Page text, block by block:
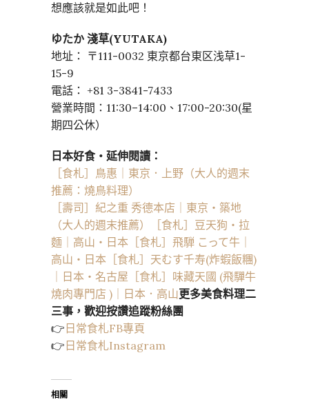
想應該就是如此吧！
ゆたか 淺草(YUTAKA)
地址： 〒111-0032 東京都台東区浅草1-
15-9
電話： +81 3-3841-7433
營業時間：11:30–14:00、17:00-20:30(星
期四公休）
日本好食・延伸閱讀：
［食札］鳥惠｜東京．上野（大人的週末
推薦：燒鳥料理）
［壽司］紀之重 秀德本店｜東京・築地
（大人的週末推薦）
［食札］豆天狗・拉
麵｜高山・日本 ［食札］飛騨 こって牛｜
高山・日本 ［食札］天むす千寿(炸蝦飯糰)
｜日本・名古屋 ［食札］味藏天國 (飛驒牛
燒肉專門店 )｜日本．高山更多美食料理二
三事，歡迎按讚追蹤粉絲團
👉 日常食札FB專頁
👉 日常食札Instagram
相關